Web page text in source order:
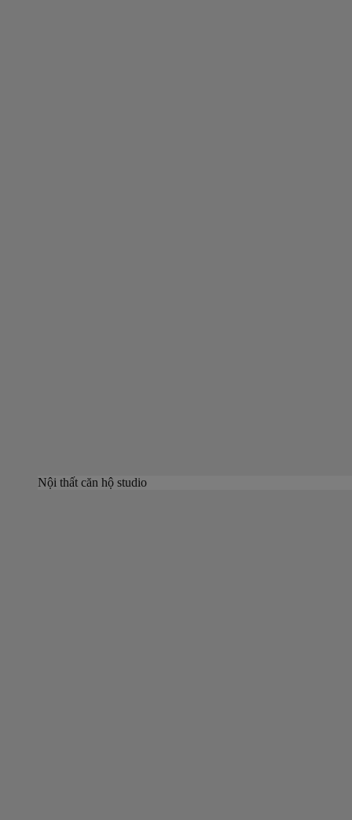
Nội thất căn hộ studio